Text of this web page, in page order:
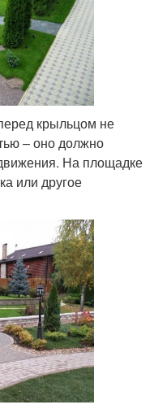
крыльцом не
– оно должно
На площадке
или другое